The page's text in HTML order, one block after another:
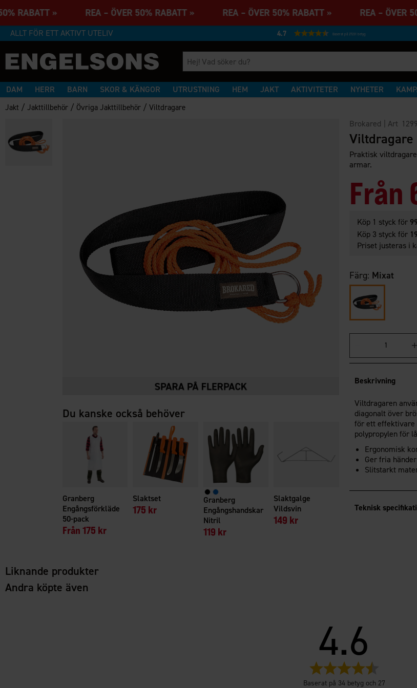
RABATT » REA – ÖVER 50% RABATT » REA – ÖVER 50% RABATT » REA –
ALLT FÖR ETT AKTIVT UTELIV 4.7 Baserat på 27231 betyg
DAM HERR BARN SKOR & KÄNGOR UTRUSTNING HEM JAKT AKTIVITETER NYHETER
Jakt /Jakttillbehör / Övriga Jakttillbehör /Viltdragare
Du kanske också behöver
Granberg
Engångsförkläde
50-pack
Från 175 kr
Slaktset
175 kr
Granberg
Engångshandskar
Nitril
119 kr
Slaktgalge
Vildsvin
149 kr
Brokared | Art 1299
Viltdragare
Praktisk
armar.
Från
Köp 1 styck för
Köp 3 styck för
Priset justeras i
Färg: Mixat
Beskrivning
Viltdragaren
diagonalt över
för ett effektivare
polypropylen för
Ergonomisk
Ger fria
Slitstarkt
Teknisk
Liknande produkter
Andra köpte även
4.6
Baserat på 34 betyg och 27